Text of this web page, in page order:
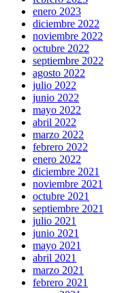
enero 2023
diciembre 2022
noviembre 2022
octubre 2022
septiembre 2022
agosto 2022
julio 2022
junio 2022
mayo 2022
abril 2022
marzo 2022
febrero 2022
enero 2022
diciembre 2021
noviembre 2021
octubre 2021
septiembre 2021
julio 2021
junio 2021
mayo 2021
abril 2021
marzo 2021
febrero 2021